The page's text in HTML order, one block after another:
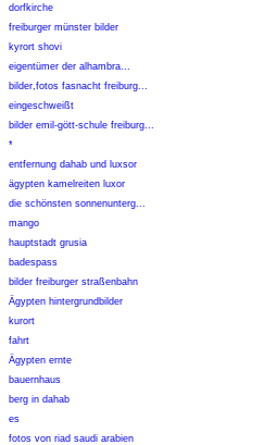
dorfkirche
freiburger münster bilder
kyrort shovi
eigentümer der alhambra...
bilder,fotos fasnacht freiburg...
eingeschweißt
bilder emil-gött-schule freiburg...
*
entfernung dahab und luxsor
ägypten kamelreiten luxor
die schönsten sonnenunterg...
mango
hauptstadt grusia
badespass
bilder freiburger straßenbahn
Ägypten hintergrundbilder
kurort
fahrt
Ägypten ernte
bauernhaus
berg in dahab
es
fotos von riad saudi arabien